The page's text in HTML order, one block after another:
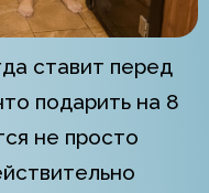
ставит перед
подарить на 8
не просто